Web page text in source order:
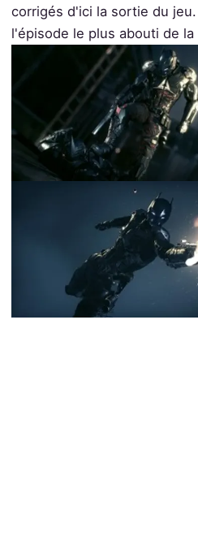
corrigés d'ici la sortie du
l'épisode le plus abouti de la